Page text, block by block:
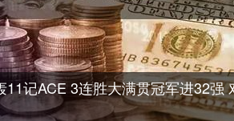
记ACE 3连胜大满贯冠军进32强